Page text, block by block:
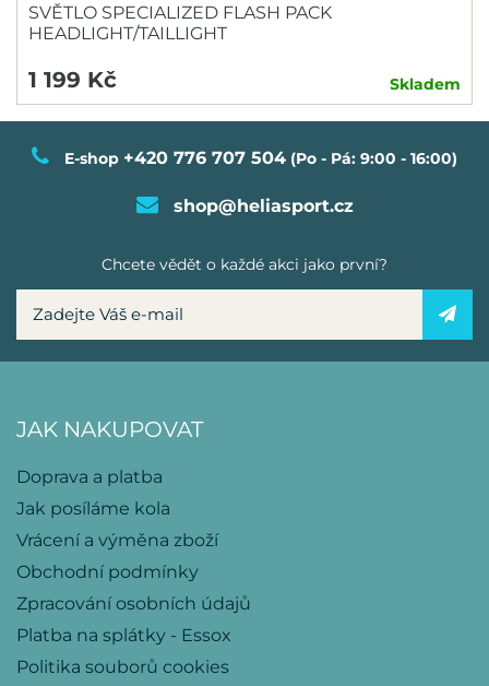
SVĚTLO SPECIALIZED FLASH PACK
HEADLIGHT/TAILLIGHT
1 199 Kč Skladem
E-shop +420 776 707 504 (Po - Pá: 9:00 - 16:00)
shop@heliasport.cz
Chcete vědět o každé akci jako první?
JAK NAKUPOVAT
Doprava a platba
Jak posíláme kola
Vrácení a výměna zboží
Obchodní podmínky
Zpracování osobních údajů
Platba na splátky - Essox
Politika souborů cookies